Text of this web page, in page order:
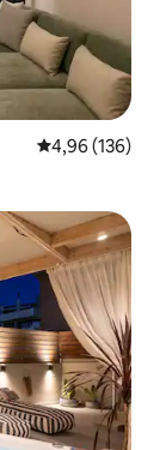
4,96 (136)